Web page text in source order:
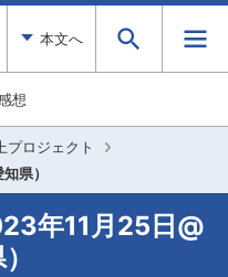
本文へ
想
プロジェクト
県）
年11月25日@